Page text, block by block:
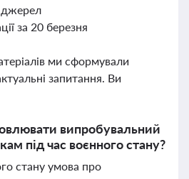
за 20 березня
ми сформували
запитання. Ви
випробувальний
під час воєнного стану?
стану умова про